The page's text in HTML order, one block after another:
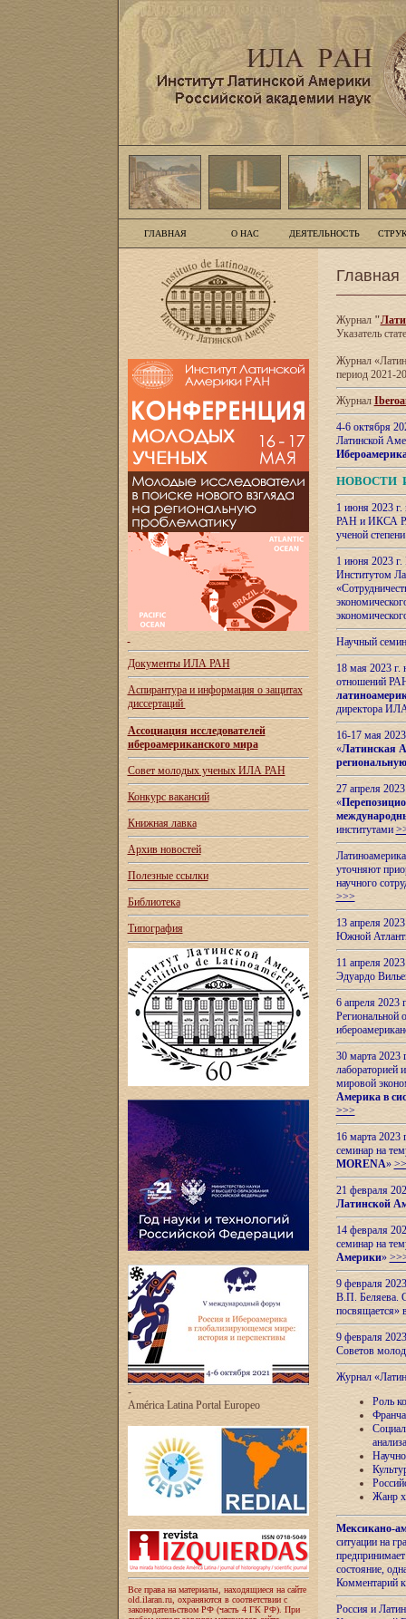
ГЛАВНАЯ О НАС ДЕЯТЕЛЬНОСТЬ
Документы ИЛА РАН
Аспирантура и информация о защитах
диссертаций
Ассоциация исследователей
ибероамериканского мира
Совет молодых ученых ИЛА РАН
Конкурс вакансий
Книжная лавка
Архив новостей
Полезные ссылки
Библиотека
Типография
-
América Latina Portal Europeo
Все права на материалы, находящиеся на сайте
old.ilaran.ru, охраняются в соответствии с
законодательством РФ (часть 4 ГК РФ). При
Главная
Журнал"
Указатель
Журнал
период 2021-
Журнал
4-6 октября
Латинской
НОВОСТИ
1 июня 2023
РАН и ИКСА
ученой
1 июня 2023
Институтом
Научный
18 мая 2023
отношений
директора
16-17 мая
«Латинская
27 апреля
«
институтами
уточняют
научного
>>>
13 апреля
Южной
11 апреля
Эдуардо
6 апреля
Региональной
30 марта 2023
лабораторией
мировой
Америка в
>>>
16 марта 2023
семинар на
MORENA»
21 февраля
Латинской
14 февраля
семинар на
Америки»
9 февраля
В.П. Беляева.
посвящается»
9 февраля
Советов
Журнал
Роль
анализа
Жанр
Мексикано-
ситуации на
состояние,
Комментарий
Россия и